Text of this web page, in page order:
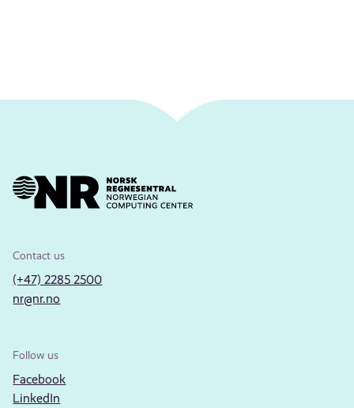
Contact us
(+47) 2285 2500
nr@nr.no
Follow us
Facebook
LinkedIn